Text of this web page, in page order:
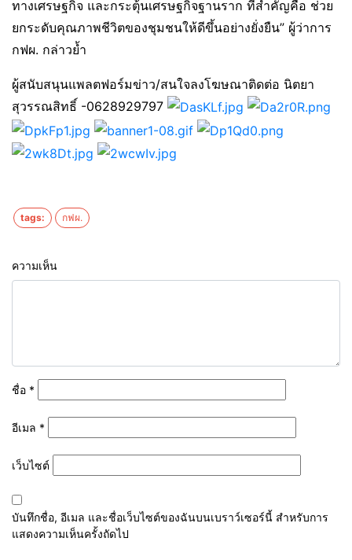
ทางเศรษฐกิจ และกระตุ้นเศรษฐกิจฐานราก ที่สำคัญคือ ช่วย
ยกระดับคุณภาพชีวิตของชุมชนให้ดีขึ้นอย่างยั่งยืน” ผู้ว่าการ
กฟผ. กล่าวย้ำ
ผู้สนับสนุนแพลตฟอร์มข่าว/สนใจลงโฆษณาติดต่อ นิตยา
สุวรรณสิทธิ์ -0628929797
tags: กฟผ.
ความเห็น
ชื่อ *
อีเมล *
เว็บไซต์
บันทึกชื่อ, อีเมล และชื่อเว็บไซต์ของฉันบนเบราว์เซอร์นี้ สำหรับการ
แสดงความเห็นครั้งถัดไป